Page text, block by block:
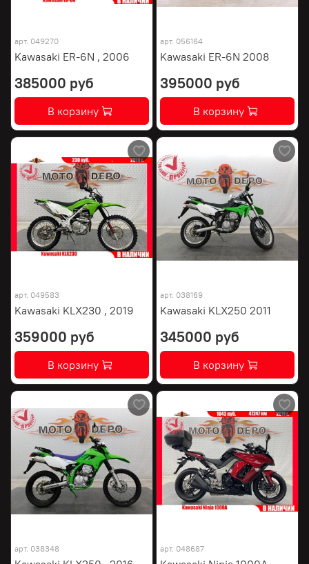
арт. 049270
Kawasaki ER-6N , 2006
385000 руб
В корзину
арт. 056164
Kawasaki ER-6N 2008
395000 руб
В корзину
арт. 049583
Kawasaki KLX230 , 2019
359000 руб
В корзину
арт. 038169
Kawasaki KLX250 2011
345000 руб
В корзину
арт. 038348 арт. 048687